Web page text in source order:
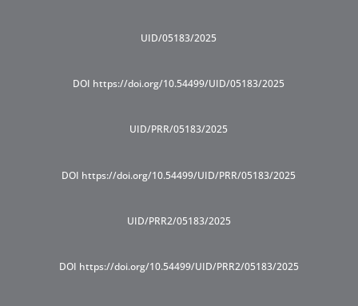
UID/05183/2025
DOI https://doi.org/10.54499/UID/05183/2025
UID/PRR/05183/2025
DOI https://doi.org/10.54499/UID/PRR/05183/2025
UID/PRR2/05183/2025
DOI https://doi.org/10.54499/UID/PRR2/05183/2025